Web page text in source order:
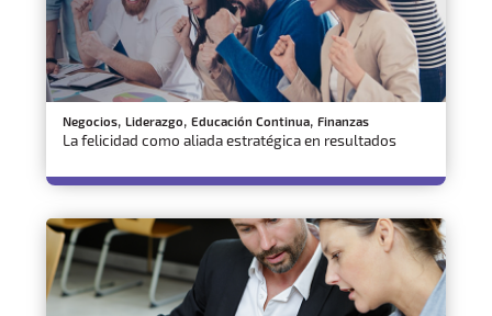
Negocios, Liderazgo, Educación Continua, Finanzas
La felicidad como aliada estratégica en resultados